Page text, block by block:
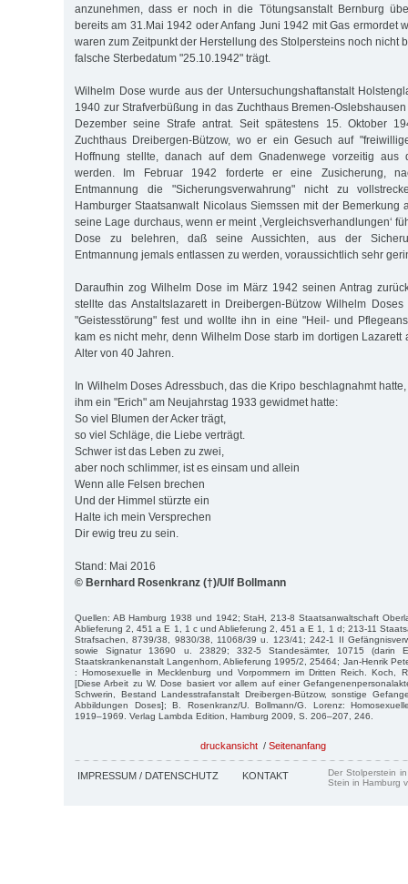
anzunehmen, dass er noch in die Tötungsanstalt Bernburg
bereits am 31.Mai 1942 oder Anfang Juni 1942 mit Gas ermordet
waren zum Zeitpunkt der Herstellung des Stolpersteins noch nicht
falsche Sterbedatum "25.10.1942" trägt.
Wilhelm Dose wurde aus der Untersuchungshaftanstalt
1940 zur Strafverbüßung in das Zuchthaus Bremen-
Dezember seine Strafe antrat. Seit spätestens 15. Oktober
Zuchthaus Dreibergen-Bützow, wo er ein Gesuch auf
Hoffnung stellte, danach auf dem Gnadenwege vorzeitig aus
werden. Im Februar 1942 forderte er eine Zusicherung,
Entmannung die "Sicherungsverwahrung" nicht zu
Hamburger Staatsanwalt Nicolaus Siemssen mit der Bemerkung
seine Lage durchaus, wenn er meint ‚Vergleichsverhandlungen‘
Dose zu belehren, daß seine Aussichten, aus der
Entmannung jemals entlassen zu werden, voraussichtlich sehr
Daraufhin zog Wilhelm Dose im März 1942 seinen Antrag
stellte das Anstaltslazarett in Dreibergen-Bützow Wilhelm Doses
"Geistesstörung" fest und wollte ihn in eine "Heil- und
kam es nicht mehr, denn Wilhelm Dose starb im dortigen Lazarett
Alter von 40 Jahren.
In Wilhelm Doses Adressbuch, das die Kripo beschlagnahmt
ihm ein "Erich" am Neujahrstag 1933 gewidmet hatte:
So viel Blumen der Acker trägt,
so viel Schläge, die Liebe verträgt.
Schwer ist das Leben zu zwei,
aber noch schlimmer, ist es einsam und allein
Wenn alle Felsen brechen
Und der Himmel stürzte ein
Halte ich mein Versprechen
Dir ewig treu zu sein.
Stand: Mai 2016
© Bernhard Rosenkranz (†)/Ulf Bollmann
Quellen: AB Hamburg 1938 und 1942; StaH, 213-8 Staatsanwaltschaft
Ablieferung 2, 451 a E 1, 1 c und Ablieferung 2, 451 a E 1, 1 d; 213-11
Strafsachen, 8739/38, 9830/38, 11068/39 u. 123/41; 242-1 II
sowie Signatur 13690 u. 23829; 332-5 Standesämter, 10715 (darin
Staatskrankenanstalt Langenhorn, Ablieferung 1995/2, 25464; Jan-Henrik
: Homosexuelle in Mecklenburg und Vorpommern im Dritten Reich. Koch,
[Diese Arbeit zu W. Dose basiert vor allem auf einer
Schwerin, Bestand Landesstrafanstalt Dreibergen-Bützow, sonstige
Abbildungen Doses]; B. Rosenkranz/U. Bollmann/G. Lorenz:
1919–1969. Verlag Lambda Edition, Hamburg 2009, S. 206–207, 246.
druckansicht / Seitenanfang
IMPRESSUM / DATENSCHUTZ KONTAKT
Der Stolperstein
Stein in Hamburg